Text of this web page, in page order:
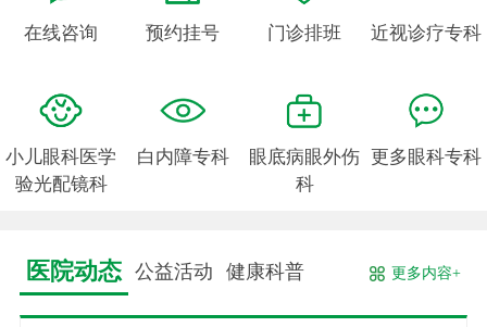
在线咨询 预约挂号 门诊排班 近视诊疗专科
小儿眼科医学
验光配镜科
白内障专科
眼底病眼外伤
科
更多眼科专科
医院动态 公益活动 健康科普 更多内容+